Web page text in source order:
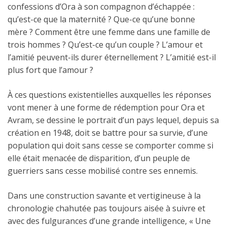
confessions d’Ora à son compagnon d’échappée :
qu’est-ce que la maternité ? Que-ce qu’une bonne
mère ? Comment être une femme dans une famille de
trois hommes ? Qu’est-ce qu’un couple ? L’amour et
l’amitié peuvent-ils durer éternellement ? L’amitié est-il
plus fort que l’amour ?
À ces questions existentielles auxquelles les réponses
vont mener à une forme de rédemption pour Ora et
Avram, se dessine le portrait d’un pays lequel, depuis sa
création en 1948, doit se battre pour sa survie, d’une
population qui doit sans cesse se comporter comme si
elle était menacée de disparition, d’un peuple de
guerriers sans cesse mobilisé contre ses ennemis.
Dans une construction savante et vertigineuse à la
chronologie chahutée pas toujours aisée à suivre et
avec des fulgurances d’une grande intelligence, « Une